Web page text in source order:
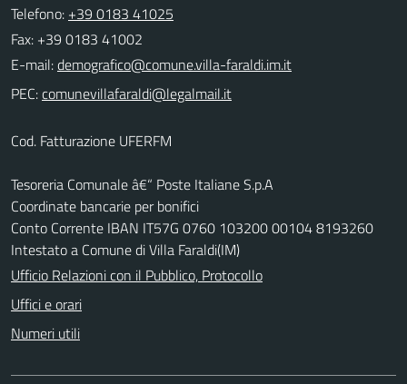
Telefono: +39 0183 41025
Fax: +39 0183 41002
E-mail:
PEC:
Cod. Fatturazione UFERFM
Tesoreria Comunale â€“ Poste Italiane S.p.A
Coordinate bancarie per bonifici
Conto Corrente IBAN IT57G 0760 103200 00104 8193260
Intestato a Comune di Villa Faraldi(IM)
Ufficio Relazioni con il Pubblico, Protocollo
Uffici e orari
Numeri utili